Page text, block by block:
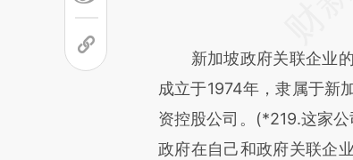
新加坡政府关联企业的
成立于1974年，隶属于新
资控股公司。(*219.这家
政府在自己和政府关联企